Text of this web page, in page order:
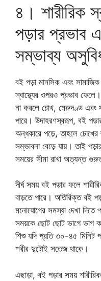
৪। শারীরিক
পড়ার প্রভাব
সম্ভাব্য
বই পড়া মানসিক এবং সামাজিক
স্বাস্থ্যের ওপরও প্রভাব
না করলে চোখ, মেরুদণ্ড এবং
পারে। উদাহরণস্বরূপ, বই
অন্ধকারে পড়ে, তাহলে চোখের
সম্ভাবনা বেড়ে যায়। তাই
সময়ের সীমা রাখা অত্যন্ত
দীর্ঘ সময় বই পড়ার ফলে
বাড়তে পারে। অতিরিক্ত বই
মনোযোগের সমস্যা দেখা দিতে
সময়কে ছোট ছোট ভাগে ভাগ
শিশু যদি প্রতি ৩০-৪৫ মিনিট
শরীর দুটোই সতেজ থাকে।
এছাড়া, বই পড়ার সময়